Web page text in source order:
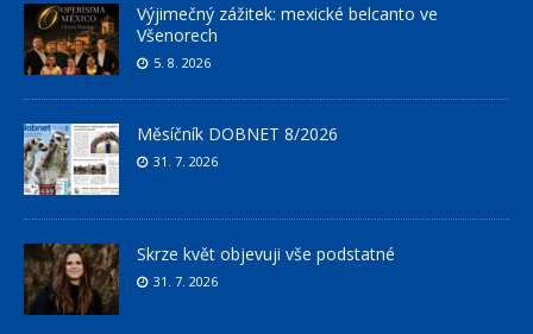
Výjimečný zážitek: mexické belcanto ve
Všenorech
5. 8. 2026
Měsíčník DOBNET 8/2026
31. 7. 2026
Skrze květ objevuji vše podstatné
31. 7. 2026